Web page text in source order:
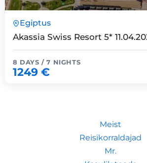
Expired !
Egiptus
Akassia Swiss Resort 5*
8 DAYS / 7 NIGHTS
1249 €
Meist
Reisikorraldajad
Mr.